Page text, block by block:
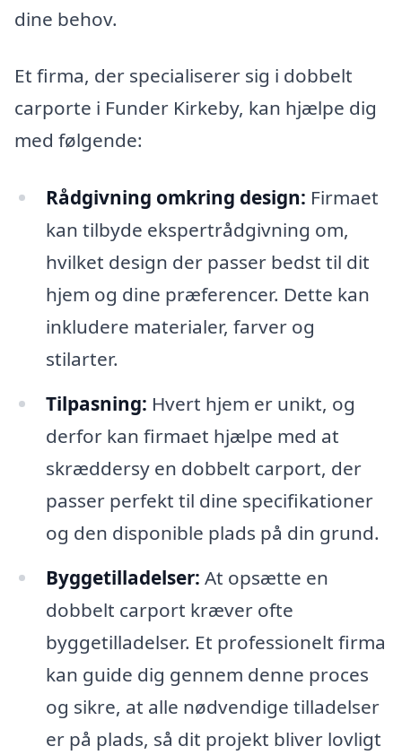
dine behov.
Et firma, der specialiserer sig i dobbelt
carporte i Funder Kirkeby, kan hjælpe dig
med følgende:
Rådgivning omkring design: Firmaet
kan tilbyde ekspertrådgivning om,
hvilket design der passer bedst til dit
hjem og dine præferencer. Dette kan
inkludere materialer, farver og
stilarter.
Tilpasning: Hvert hjem er unikt, og
derfor kan firmaet hjælpe med at
skræddersy en dobbelt carport, der
passer perfekt til dine specifikationer
og den disponible plads på din grund.
Byggetilladelser: At opsætte en
dobbelt carport kræver ofte
byggetilladelser. Et professionelt firma
kan guide dig gennem denne proces
og sikre, at alle nødvendige tilladelser
er på plads, så dit projekt bliver lovligt